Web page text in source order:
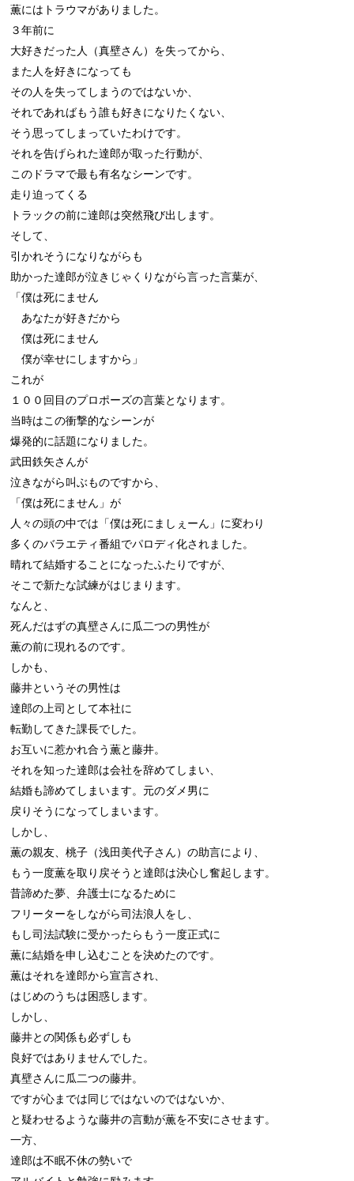
薫にはトラウマがありました。
３年前に
大好きだった人（真壁さん）を失ってから、
また人を好きになっても
その人を失ってしまうのではないか、
それであればもう誰も好きになりたくない、
そう思ってしまっていたわけです。
それを告げられた達郎が取った行動が、
このドラマで最も有名なシーンです。
走り迫ってくる
トラックの前に達郎は突然飛び出します。
そして、
引かれそうになりながらも
助かった達郎が泣きじゃくりながら言った言葉が、
「僕は死にません
あなたが好きだから
僕は死にません
僕が幸せにしますから」
これが
１００回目のプロポーズの言葉となります。
当時はこの衝撃的なシーンが
爆発的に話題になりました。
武田鉄矢さんが
泣きながら叫ぶものですから、
「僕は死にません」が
人々の頭の中では「僕は死にましぇーん」に変わり
多くのバラエティ番組でパロディ化されました。
晴れて結婚することになったふたりですが、
そこで新たな試練がはじまります。
なんと、
死んだはずの真壁さんに瓜二つの男性が
薫の前に現れるのです。
しかも、
藤井というその男性は
達郎の上司として本社に
転勤してきた課長でした。
お互いに惹かれ合う薫と藤井。
それを知った達郎は会社を辞めてしまい、
結婚も諦めてしまいます。元のダメ男に
戻りそうになってしまいます。
しかし、
薫の親友、桃子（浅田美代子さん）の助言により、
もう一度薫を取り戻そうと達郎は決心し奮起します。
昔諦めた夢、弁護士になるために
フリーターをしながら司法浪人をし、
もし司法試験に受かったらもう一度正式に
薫に結婚を申し込むことを決めたのです。
薫はそれを達郎から宣言され、
はじめのうちは困惑します。
しかし、
藤井との関係も必ずしも
良好ではありませんでした。
真壁さんに瓜二つの藤井。
ですが心までは同じではないのではないか、
と疑わせるような藤井の言動が薫を不安にさせます。
一方、
達郎は不眠不休の勢いで